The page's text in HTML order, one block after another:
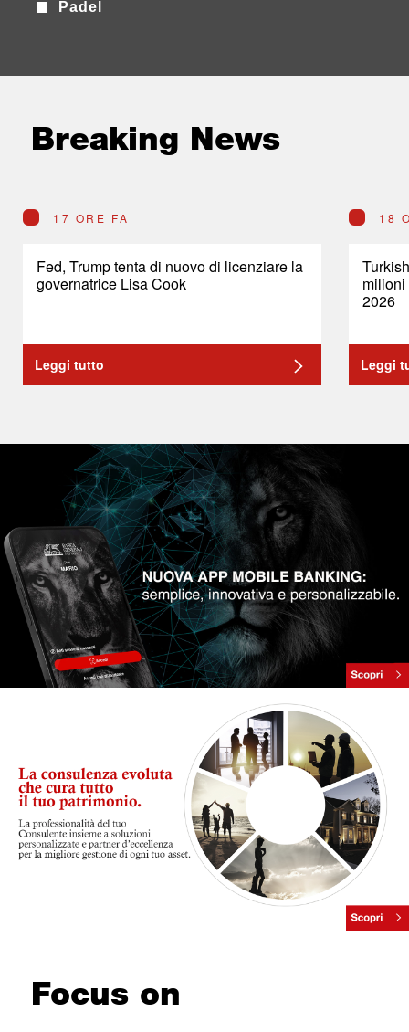
Padel
Breaking News
17 ORE FA
Fed, Trump tenta di nuovo di licenziare la
governatrice Lisa Cook
Leggi tutto
18
2026
Leggi
Focus on